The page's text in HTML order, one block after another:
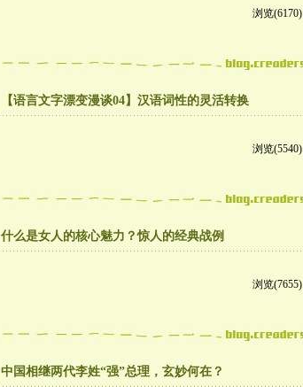
浏览(6170)
【语言文字漂变漫谈04】汉语词性的灵活转换
浏览(5540)
什么是女人的核心魅力？惊人的经典战例
浏览(7655)
中国相继两代李姓“强”总理，玄妙何在？